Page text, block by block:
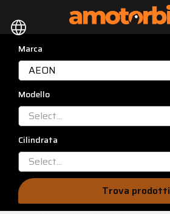
language
Marca
AEON
Modello
Select...
Cilindrata
Select...
Trova prodotti